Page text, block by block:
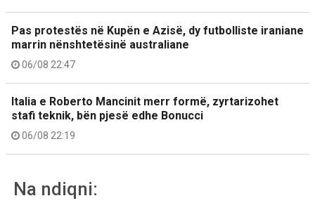
Pas protestës në Kupën e Azisë, dy futbolliste iraniane
marrin nënshtetësinë australiane
06/08 22:47
Italia e Roberto Mancinit merr formë, zyrtarizohet
stafi teknik, bën pjesë edhe Bonucci
06/08 22:19
Na ndiqni: